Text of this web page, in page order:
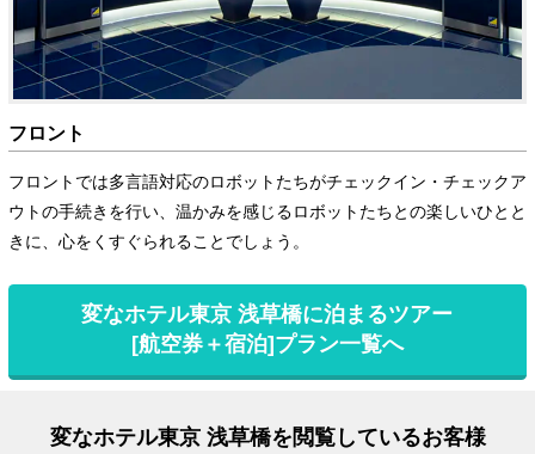
フロント
フロントでは多言語対応のロボットたちがチェックイン・チェックア
ウトの手続きを行い、温かみを感じるロボットたちとの楽しいひとと
きに、心をくすぐられることでしょう。
変なホテル東京 浅草橋に泊まるツアー
[航空券＋宿泊]プラン一覧へ
変なホテル東京 浅草橋を閲覧しているお客様